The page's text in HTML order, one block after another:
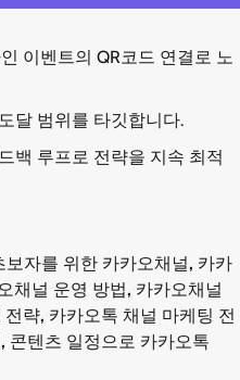
이벤트의 QR코드 연결로 노
달 범위를 타깃합니다.
백 루프로 전략을 지속 최적
보자를 위한 카카오채널, 카카
채널 운영 방법, 카카오채널
전략, 카카오톡 채널 마케팅 전
, 콘텐츠 일정으로 카카오톡